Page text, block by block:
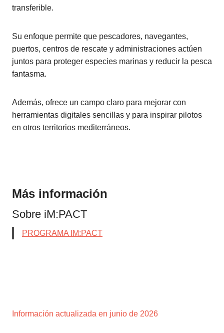
transferible.
Su enfoque permite que pescadores, navegantes,
puertos, centros de rescate y administraciones actúen
juntos para proteger especies marinas y reducir la pesca
fantasma.
Además, ofrece un campo claro para mejorar con
herramientas digitales sencillas y para inspirar pilotos
en otros territorios mediterráneos.
Más información
Sobre iM:PACT
PROGRAMA IM:PACT
Información actualizada en junio de 2026